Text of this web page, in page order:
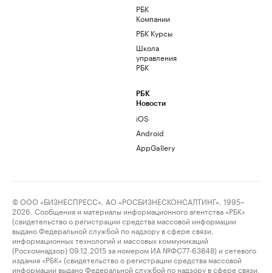
РБК
Компании
РБК Курсы
Школа
управления
РБК
РБК
Новости
iOS
Android
AppGallery
© ООО «БИЗНЕСПРЕСС», АО «РОСБИЗНЕСКОНСАЛТИНГ», 1995–
2026. Сообщения и материалы информационного агентства «РБК»
(свидетельство о регистрации средства массовой информации
выдано Федеральной службой по надзору в сфере связи,
информационных технологий и массовых коммуникаций
(Роскомнадзор) 09.12.2015 за номером ИА №ФС77-63848) и сетевого
издания «РБК» (свидетельство о регистрации средства массовой
информации выдано Федеральной службой по надзору в сфере связи,